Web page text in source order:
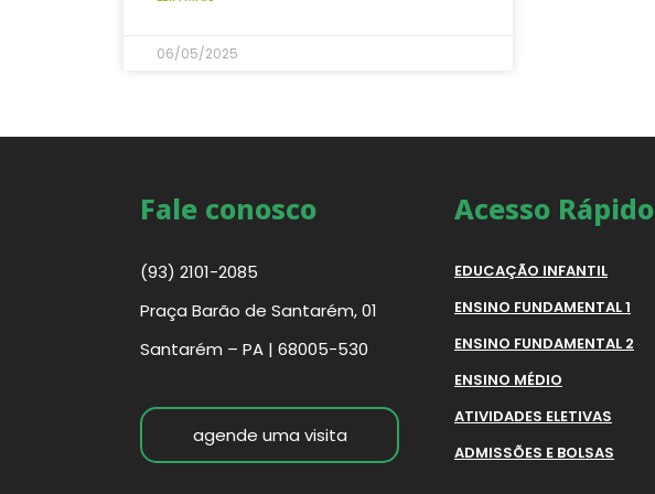
06/05/2025
Fale conosco
(93) 2101-2085
Praça Barão de Santarém, 01
Santarém – PA | 68005-530
agende uma visita
Acesso Rápido
EDUCAÇÃO INFANTIL
ENSINO FUNDAMENTAL 1
ENSINO FUNDAMENTAL 2
ENSINO MÉDIO
ATIVIDADES ELETIVAS
ADMISSÕES E BOLSAS